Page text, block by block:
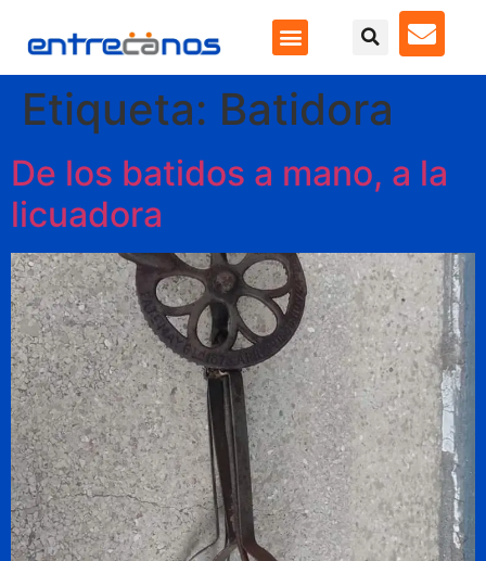
Etiqueta: Batidora
De los batidos a mano, a la
licuadora